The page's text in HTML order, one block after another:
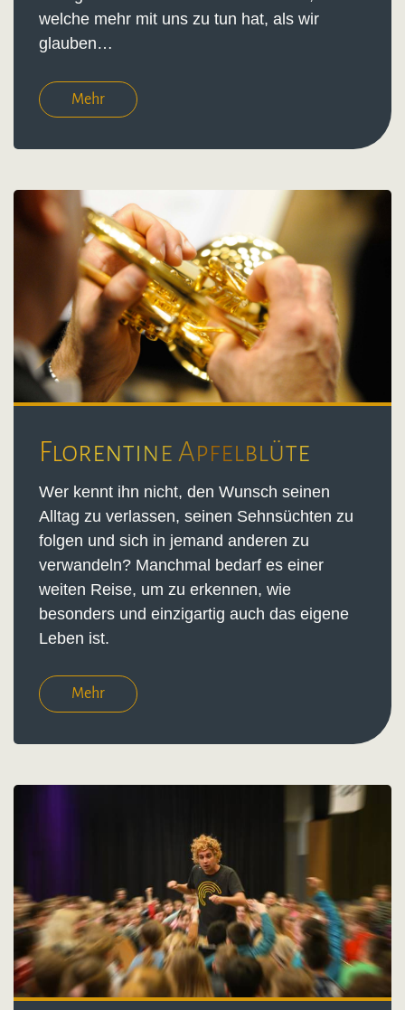
welche mehr mit uns zu tun hat, als wir
glauben…
Mehr
Florentine Apfelblüte
Wer kennt ihn nicht, den Wunsch seinen
Alltag zu verlassen, seinen Sehnsüchten zu
folgen und sich in jemand anderen zu
verwandeln? Manchmal bedarf es einer
weiten Reise, um zu erkennen, wie
besonders und einzigartig auch das eigene
Leben ist.
Mehr